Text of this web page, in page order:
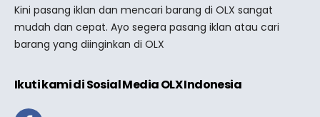
Kini pasang iklan dan mencari barang di OLX sangat
mudah dan cepat. Ayo segera pasang iklan atau cari
barang yang diinginkan di OLX
Ikuti kami di Sosial Media OLX Indonesia